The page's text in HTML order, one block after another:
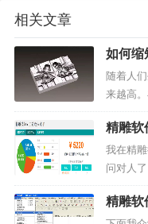
相关文章
如何缩
随着人
来越高
美观度
期长、
应新的
模具、
精雕软
我在精
问对人
千到1万
反应：
精雕软